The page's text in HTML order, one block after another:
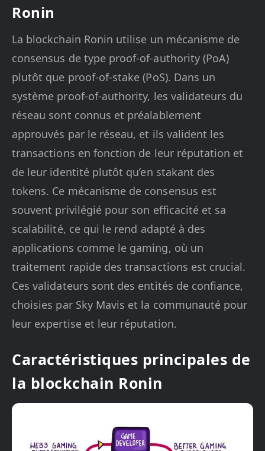
Ronin
La blockchain Ronin utilise un mécanisme de
consensus de type proof-of-authority (PoA)
plutôt que proof-of-stake (PoS). Dans un
système proof-of-authority, les validateurs du
réseau sont connus et préalablement
approuvés par le réseau, et ils valident les
transactions en fonction de leur réputation et
de leur identité plutôt qu’en stakant des
tokens. Ce mécanisme de consensus est
souvent privilégié pour son efficacité et sa
scalabilité, ce qui le rend adapté à des
applications comme le gaming, où un
traitement rapide des transactions est crucial.
Ces validateurs sont des entités de confiance,
choisies par Sky Mavis et la communauté pour
leur expertise et leur réputation.
Caractéristiques principales de
la blockchain Ronin